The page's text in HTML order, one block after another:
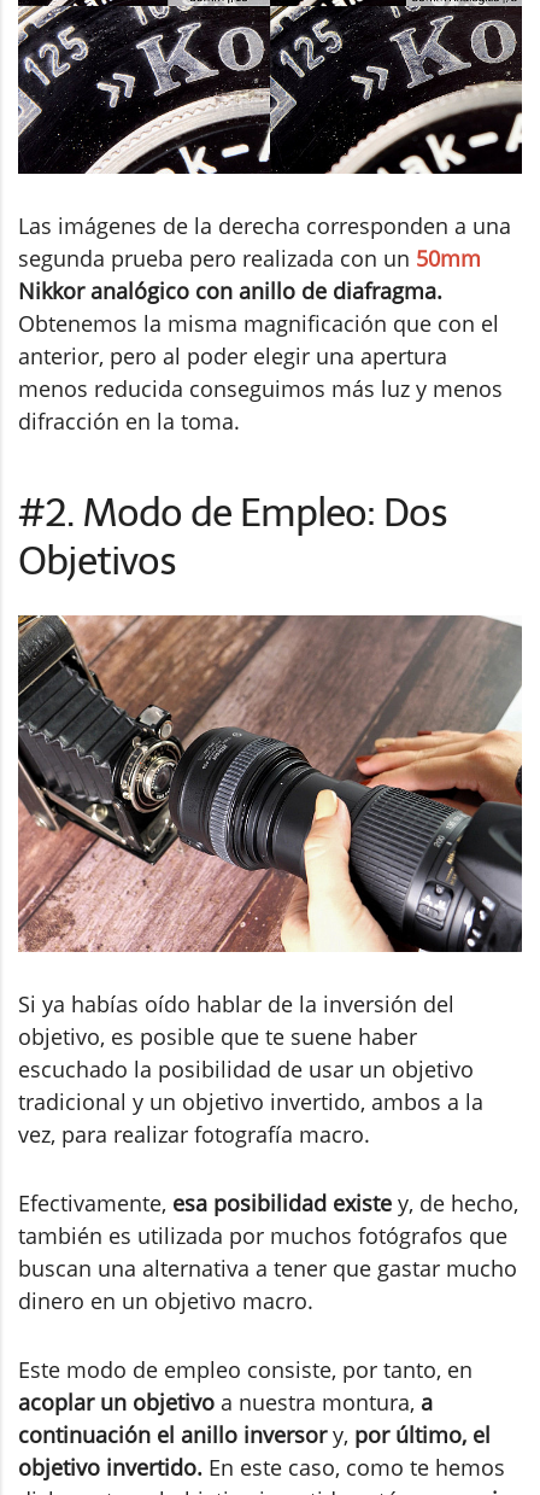
Las imágenes de la derecha corresponden a una
segunda prueba pero realizada con un 50mm
Nikkor analógico con anillo de diafragma.
Obtenemos la misma magnificación que con el
anterior, pero al poder elegir una apertura
menos reducida conseguimos más luz y menos
difracción en la toma.
#2. Modo de Empleo: Dos
Objetivos
Si ya habías oído hablar de la inversión del
objetivo, es posible que te suene haber
escuchado la posibilidad de usar un objetivo
tradicional y un objetivo invertido, ambos a la
vez, para realizar fotografía macro.
Efectivamente, esa posibilidad existe y, de hecho,
también es utilizada por muchos fotógrafos que
buscan una alternativa a tener que gastar mucho
dinero en un objetivo macro.
Este modo de empleo consiste, por tanto, en
acoplar un objetivo a nuestra montura, a
continuación el anillo inversory, por último, el
objetivo invertido. En este caso, como te hemos